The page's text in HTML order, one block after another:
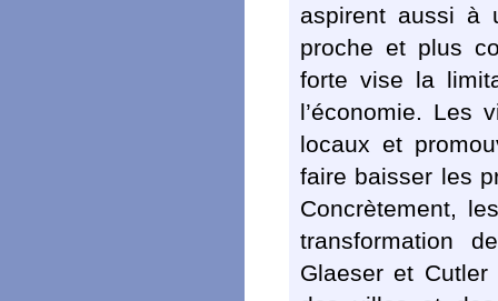
aspirent aussi à
proche et plus
forte vise la
l’économie. Les
locaux et
faire baisser les
Concrètement,
transformation
Glaeser et